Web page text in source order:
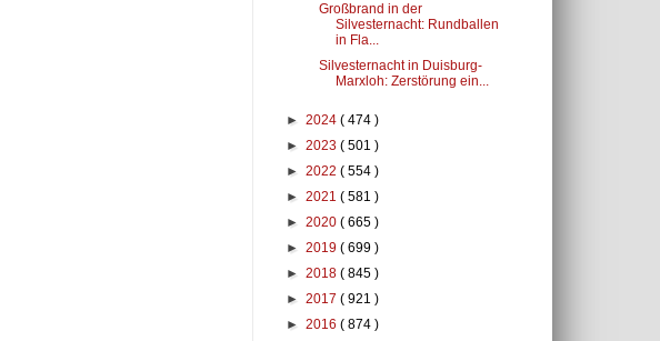
Großbrand in der
Silvesternacht: Rundballen
in Fla...
Silvesternacht in Duisburg-
Marxloh: Zerstörung ein...
► 2024 ( 474 )
► 2023 ( 501 )
► 2022 ( 554 )
► 2021 ( 581 )
► 2020 ( 665 )
► 2019 ( 699 )
► 2018 ( 845 )
► 2017 ( 921 )
► 2016 ( 874 )